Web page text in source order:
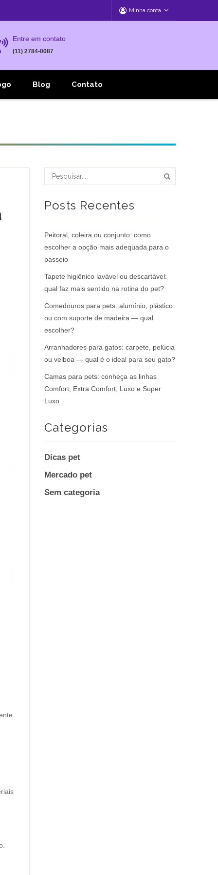
Minha conta
Entre em contato
(11) 2784-0087
Blog Contato
Posts Recentes
Peitoral, coleira ou conjunto: como
escolher a opção mais adequada para o
passeio
Tapete higiênico lavável ou descartável:
qual faz mais sentido na rotina do pet?
Comedouros para pets: alumínio, plástico
ou com suporte de madeira — qual
escolher?
Arranhadores para gatos: carpete, pelúcia
ou velboa — qual é o ideal para seu gato?
Camas para pets: conheça as linhas
Comfort, Extra Comfort, Luxo e Super
Luxo
Categorias
Dicas pet
Mercado pet
Sem categoria